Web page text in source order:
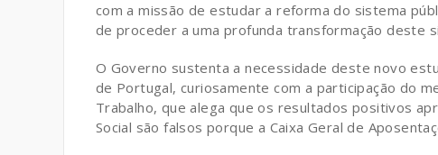
com a missão de estudar a reforma do sistema
de proceder a uma profunda transformação deste
O Governo sustenta a necessidade deste novo
de Portugal, curiosamente com a participação do
Trabalho, que alega que os resultados positivos
Social são falsos porque a Caixa Geral de